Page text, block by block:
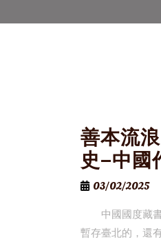
善本流
史–中國
03/02/2025
中國國度藏
暫存臺北的，還